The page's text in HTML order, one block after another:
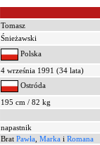
Tomasz
Śnieżawski
Polska
4 września 1991 (34 lata)
Ostróda
195 cm / 82 kg
napastnik
Brat Pawła Marka i Romana